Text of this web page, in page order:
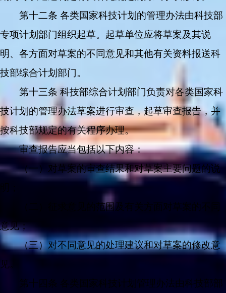
第十二条 各类国家科技计划的管理办法由科技部
专项计划部门组织起草。起草单位应将草案及其说
明、各方面对草案的不同意见和其他有关资料报送科
技部综合计划部门。
第十三条 科技部综合计划部门负责对各类国家科
技计划的管理办法草案进行审查，起草审查报告，并
按科技部规定的有关程序办理。
审查报告应当包括以下内容：
（一）对草案的审查结果和对草案主要问题的说
（二）征求意见的范围及有关方面对草案的不同
意见；
（三）对不同意见的处理建议和对草案的修改意
见。
第十四条 各类国家科技计划管理办法由科技部部